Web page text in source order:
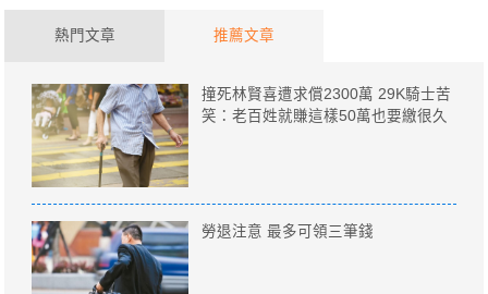
熱門文章 推薦文章
撞死林賢喜遭求償2300萬 29K騎士苦
笑：老百姓就賺這樣50萬也要繳很久
勞退注意 最多可領三筆錢